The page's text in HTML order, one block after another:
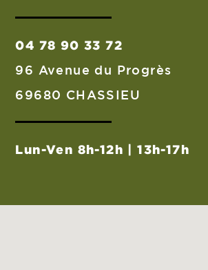
04 78 90 33 72
96 Avenue du Progrès
69680 CHASSIEU
Lun-Ven 8h-12h | 13h-17h